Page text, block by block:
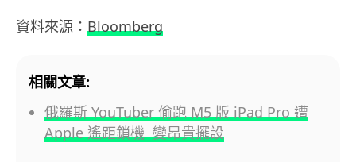
資料來源： Bloomberg
相關文章:
俄羅斯 YouTuber 偷跑 M5 版 iPad Pro 遭
Apple 遙距鎖機 變昂貴擺設